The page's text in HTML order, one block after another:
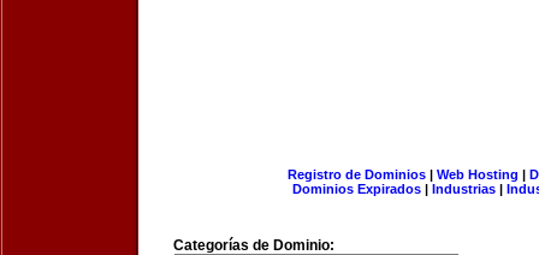
Registro de Dominios| Web Hosting |
Dominios Expirados | Industrias |
Categorías de Dominio: